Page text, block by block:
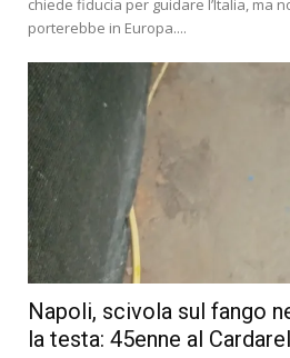
chiede fiducia per guidare l’Italia, ma
porterebbe in Europa....
Napoli, scivola sul fango
la testa: 45enne al